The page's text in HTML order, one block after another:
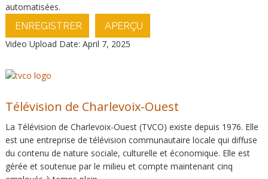
automatisées.
ENREGISTRER
APERÇU
Video Upload Date: April 7, 2025
Télévision de Charlevoix-Ouest
La Télévision de Charlevoix-Ouest (TVCO) existe depuis 1976. Elle
est une entreprise de télévision communautaire locale qui diffuse
du contenu de nature sociale, culturelle et économique. Elle est
gérée et soutenue par le milieu et compte maintenant cinq